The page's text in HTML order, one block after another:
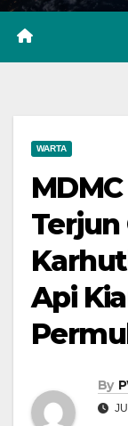
WARTA
Terjun
Api
By